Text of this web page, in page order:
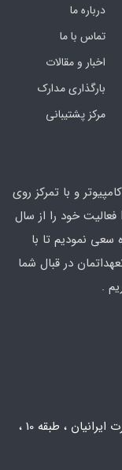
درباره ما
تماس با ما
اخبار و مقالات
بارگذاری مدارک
مرکز پشتیبانی
و با تمرکز روی
بهترین و معتبرترین برندهای موجود در بازار IT فعالیت خود را از سال
سعی نمودیم تا با
در قبال شما
.
آدرس: تهران ، میدان ولیعصر ، مرکز تجارت ایرانیان ، طبقه 10 ،